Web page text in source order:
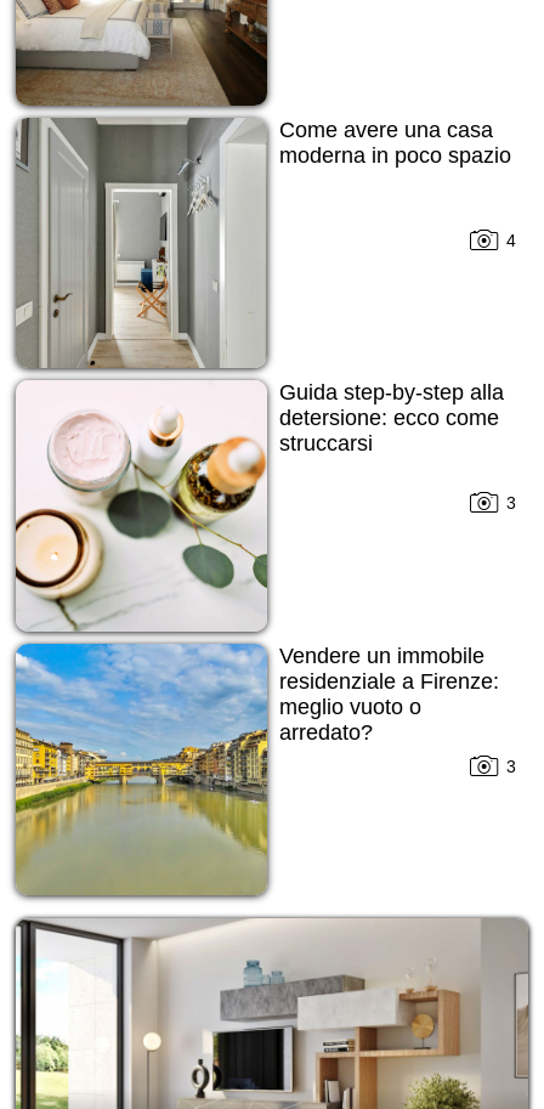
Come avere una casa
moderna in poco spazio
4
Guida step-by-step alla
detersione: ecco come
struccarsi
3
Vendere un immobile
residenziale a Firenze:
meglio vuoto o
arredato?
3